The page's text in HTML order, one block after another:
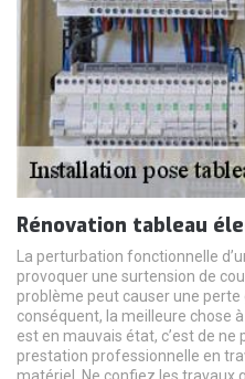
Rénovation tableau
La perturbation fonctionnelle
provoquer une surtension de
problème peut causer une
conséquent, la meilleure chose
est en mauvais état, c’est de
prestation professionnelle en